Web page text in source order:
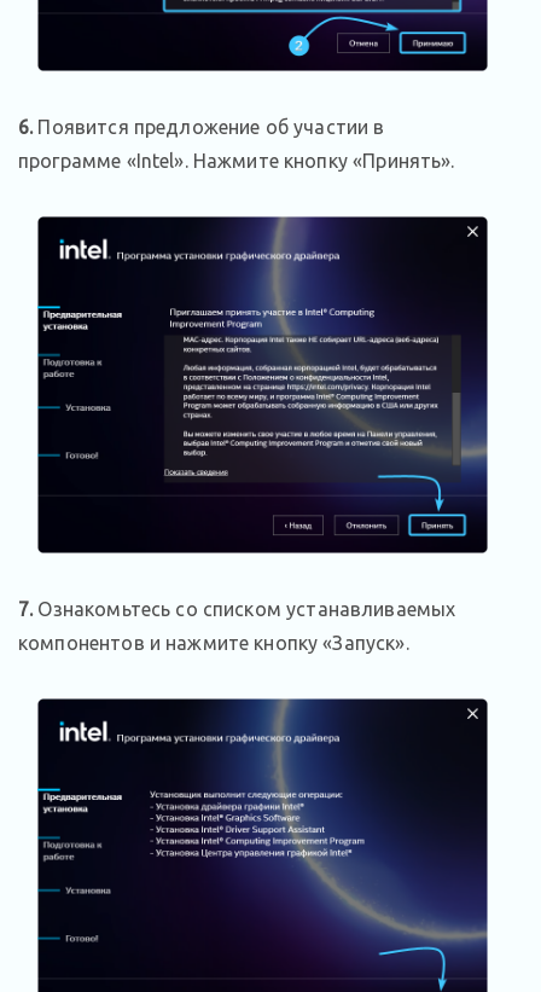
6.Появится предложение об участии в
программе «Intel». Нажмите кнопку «Принять».
7.Ознакомьтесь со списком устанавливаемых
компонентов и нажмите кнопку «Запуск».